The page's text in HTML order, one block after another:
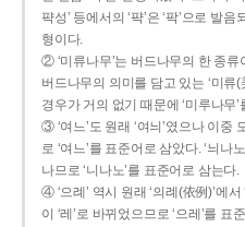
퍅성’ 등에서의 ‘퍅’은 ‘팍’으로 발
형이다.
② ‘미류나무’는 버드나무의 한 종류
버드나무의 의미를 담고 있는 ‘미류(
경우가 거의 없기 때문에 ‘미루나무
③ ‘여느’도 원래 ‘여늬’였으나 이중
로 ‘여느’를 표준어로 삼았다. ‘늬나
나므로 ‘니나노’를 표준어로 삼는다.
④ ‘으례’ 역시 원래 ‘의례(依例)’에서
이 ‘레’로 바뀌었으므로 ‘으레’를 표